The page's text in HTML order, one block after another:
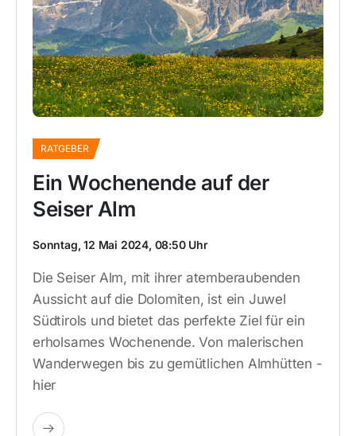
RATGEBER
Ein Wochenende auf der
Seiser Alm
Sonntag, 12 Mai 2024, 08:50 Uhr
Die Seiser Alm, mit ihrer atemberaubenden
Aussicht auf die Dolomiten, ist ein Juwel
Südtirols und bietet das perfekte Ziel für ein
erholsames Wochenende. Von malerischen
Wanderwegen bis zu gemütlichen Almhütten -
hier